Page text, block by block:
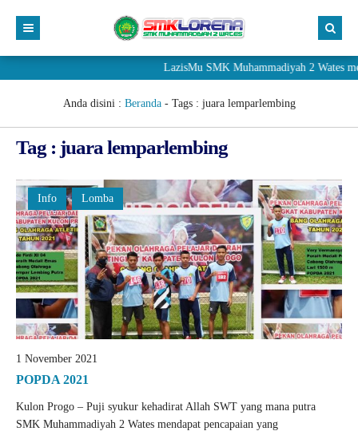
LazisMu SMK Muhammadiyah 2 Wates
Anda disini : Beranda- Tags : juara lemparlembing
Tag : juara lemparlembing
Info Lomba
1 November 2021
POPDA 2021
Kulon Progo – Puji syukur kehadirat Allah SWT yang mana putra
SMK Muhammadiyah 2 Wates mendapat pencapaian yang